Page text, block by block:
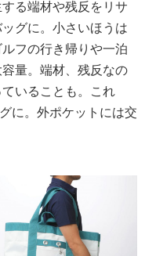
る端材や残反をリサ
グに。小さいほうは
フの行き帰りや一泊
量。端材、残反なの
いることも。これ
に。外ポケットには交